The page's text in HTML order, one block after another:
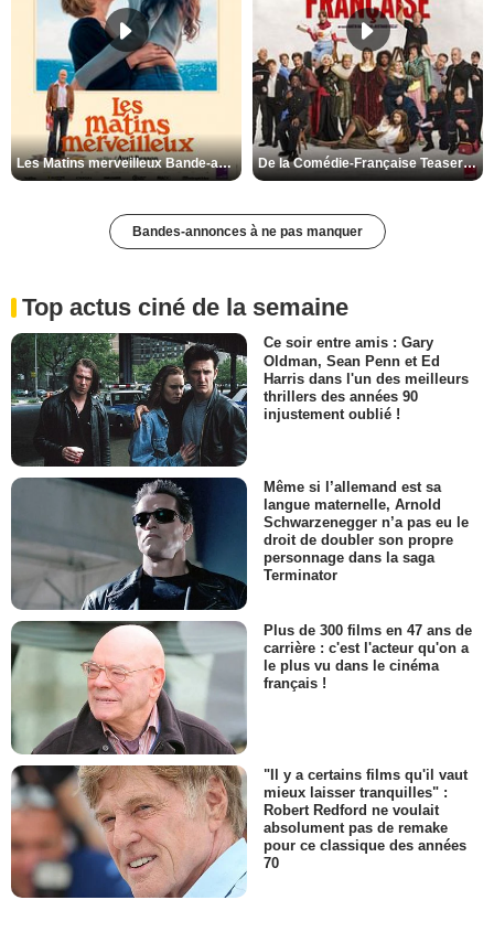
Les Matins merveilleux Bande-annonce VF De la Comédie-Française Teaser VF
Bandes-annonces à ne pas manquer
Top actus ciné de la semaine
Ce soir entre amis : Gary
Oldman, Sean Penn et Ed
Harris dans l'un des meilleurs
thrillers des années 90
injustement oublié !
Même si l’allemand est sa
langue maternelle, Arnold
Schwarzenegger n’a pas eu le
droit de doubler son propre
personnage dans la saga
Terminator
Plus de 300 films en 47 ans de
carrière : c'est l'acteur qu'on a
le plus vu dans le cinéma
français !
"Il y a certains films qu'il vaut
mieux laisser tranquilles" :
Robert Redford ne voulait
absolument pas de remake
pour ce classique des années
70